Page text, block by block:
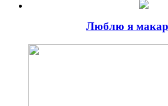
Люблю я